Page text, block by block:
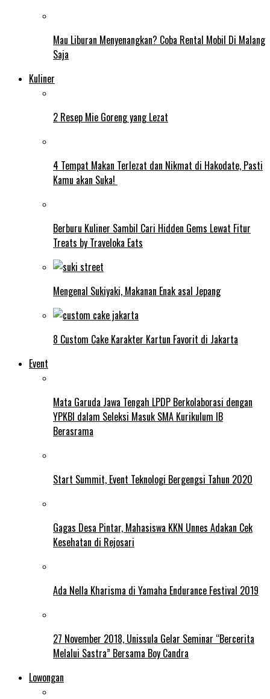
Mau Liburan Menyenangkan? Coba Rental Mobil Di Malang
Saja
Kuliner
2 Resep Mie Goreng yang Lezat
4 Tempat Makan Terlezat dan Nikmat di Hakodate, Pasti
Kamu akan Suka!
Berburu Kuliner Sambil Cari Hidden Gems Lewat Fitur
Treats by Traveloka Eats
Mengenal Sukiyaki, Makanan Enak asal Jepang
8 Custom Cake Karakter Kartun Favorit di Jakarta
Event
Mata Garuda Jawa Tengah LPDP Berkolaborasi dengan
YPKBI dalam Seleksi Masuk SMA Kurikulum IB
Berasrama
Start Summit, Event Teknologi Bergengsi Tahun 2020
Gagas Desa Pintar, Mahasiswa KKN Unnes Adakan Cek
Kesehatan di Rejosari
Ada Nella Kharisma di Yamaha Endurance Festival 2019
27 November 2018, Unissula Gelar Seminar “Bercerita
Melalui Sastra” Bersama Boy Candra
Lowongan